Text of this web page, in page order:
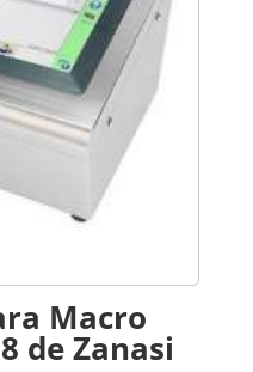
Macro
de Zanasi